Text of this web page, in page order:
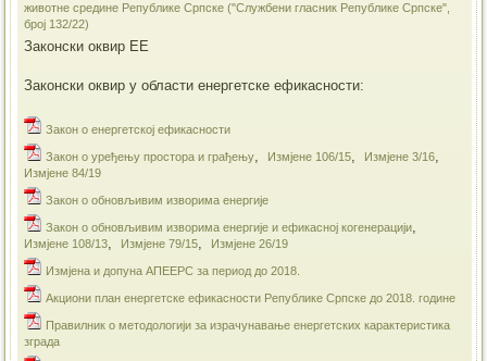
животне средине Републике Српске ("Службени гласник Републике Српске",
број 132/22)
Законски оквир ЕЕ
Законски оквир у области енергетске ефикасности:
Закон о енергетској ефикасности
Закон о уређењу простора и грађењу, Измјене 106/15, Измјене 3/16,
Измјене 84/19
​Закон о обновљивим изворима енергије
​Закон о обновљивим изворима енергије и ефикасној когенерацији,
Измјене 108/13, Измјене 79/15, Измјене 26/19
Измјена и допуна АПЕЕРС за период до 2018.
Акциони план енергетске ефикасности Републике Српске до 2018. године
Правилник о методологији за израчунавање енергетских карактеристика
зграда